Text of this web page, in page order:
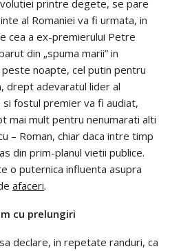
printre degete, se pare
al Romaniei va fi urmata, in
cea a ex-premierului Petre
din „spuma marii” in
noapte, cel putin pentru
drept adevaratul lider al
si fostul premier va fi audiat,
mai mult pentru nenumarati alti
– Roman, chiar daca intre timp
din prim-planul vietii publice.
o puternica influenta asupra
afaceri.
cu prelungiri
declare, in repetate randuri, ca